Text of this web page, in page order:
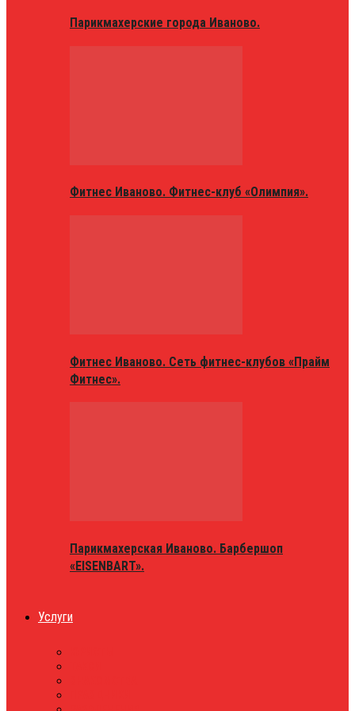
Парикмахерские города Иваново.
Фитнес Иваново. Фитнес-клуб «Олимпия».
Фитнес Иваново. Сеть фитнес-клубов «Прайм
Фитнес».
Парикмахерская Иваново. Барбершоп
«EISENBART».
Услуги